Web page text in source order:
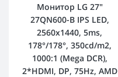
Монитор LG 27"
27QN600-B IPS LED,
2560x1440, 5ms,
178°/178°, 350cd/m2,
1000:1 (Mega DCR),
2*HDMI, DP, 75Hz, AMD